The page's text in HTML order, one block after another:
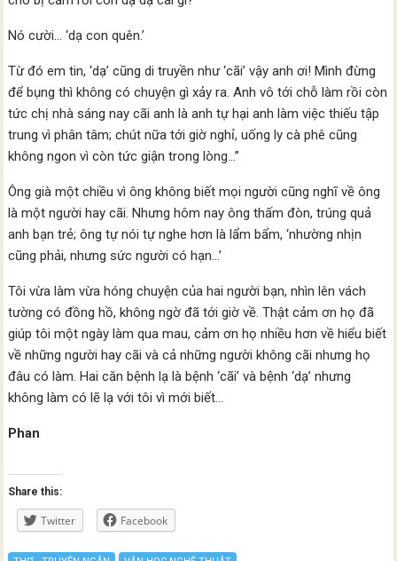
Nó cười… ‘dạ con quên.’
Từ đó em tin, ‘dạ’ cũng di truyền như ‘cãi’ vậy anh ơi! Mình đừng
để bụng thì không có chuyện gì xảy ra. Anh vô tới chỗ làm rồi còn
tức chị nhà sáng nay cãi anh là anh tự hại anh làm việc thiếu tập
trung vì phân tâm; chút nữa tới giờ nghỉ, uống ly cà phê cũng
không ngon vì còn tức giận trong lòng…”
Ông già một chiều vì ông không biết mọi người cũng nghĩ về ông
là một người hay cãi. Nhưng hôm nay ông thấm đòn, trúng quả
anh bạn trẻ; ông tự nói tự nghe hơn là lẩm bẩm, ‘nhường nhịn
cũng phải, nhưng sức người có hạn…’
Tôi vừa làm vừa hóng chuyện của hai người bạn, nhìn lên vách
tường có đồng hồ, không ngờ đã tới giờ về. Thật cảm ơn họ đã
giúp tôi một ngày làm qua mau, cảm ơn họ nhiều hơn về hiểu biết
về những người hay cãi và cả những người không cãi nhưng họ
đâu có làm. Hai căn bệnh lạ là bệnh ‘cãi’ và bệnh ‘dạ’ nhưng
không làm có lẽ lạ với tôi vì mới biết…
Phan
Share this:
Twitter Facebook